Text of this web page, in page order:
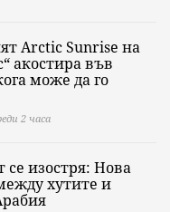
Arctic Sunrise на
акостира във
може да го
2 часа
изостря: Нова
хутите и